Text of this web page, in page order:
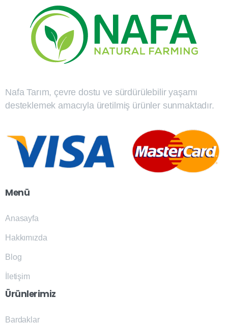
Nafa Tarım, çevre dostu ve sürdürülebilir yaşamı
desteklemek amacıyla üretilmiş ürünler sunmaktadır.
Menü
Anasayfa
Hakkımızda
Blog
İletişim
Ürünlerimiz
Bardaklar